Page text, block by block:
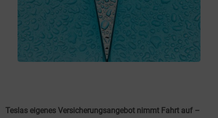
Teslas eigenes Versicherungsangebot nimmt Fahrt auf –